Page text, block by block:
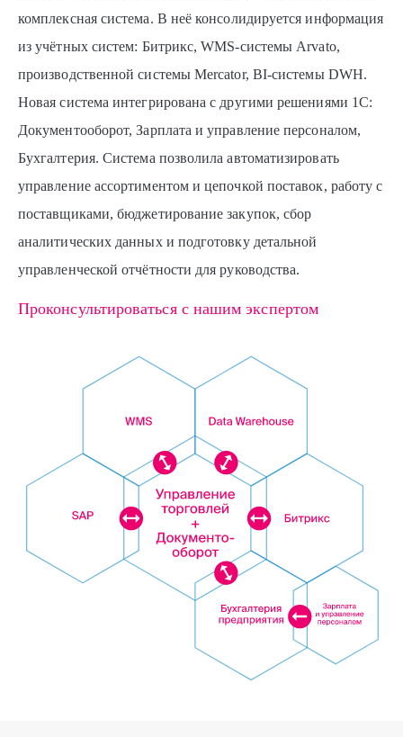
комплексная система. В неё консолидируется информация
из учётных систем: Битрикс, WMS-системы Arvato,
производственной системы Mercator, BI-системы DWH.
Новая система интегрирована с другими решениями 1С:
Документооборот, Зарплата и управление персоналом,
Бухгалтерия. Система позволила автоматизировать
управление ассортиментом и цепочкой поставок, работу с
поставщиками, бюджетирование закупок, сбор
аналитических данных и подготовку детальной
управленческой отчётности для руководства.
Проконсультироваться с нашим экспертом